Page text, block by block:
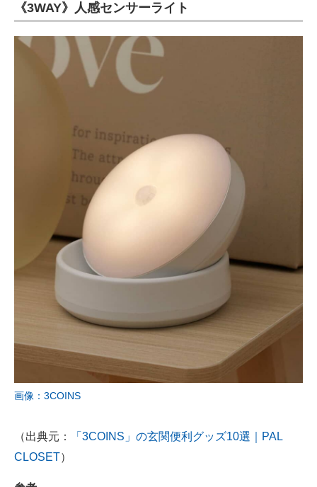
《3WAY》人感センサーライト
画像：3COINS
（出典元：
「3COINS」の玄関便利グッズ10選｜PAL
CLOSET）